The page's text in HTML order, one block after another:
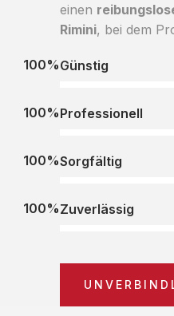
einen
Rimini, bei dem
Günstig
100%
Professionell
100%
Sorgfältig
100%
Zuverlässig
100%